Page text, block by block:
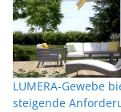
LUMERA-Gewebe
steigende